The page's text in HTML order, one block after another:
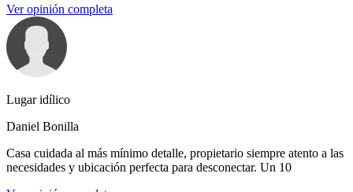
Ver opinión completa
Lugar idílico
Daniel Bonilla
Casa cuidada al más mínimo detalle, propietario siempre atento a las
necesidades y ubicación perfecta para desconectar. Un 10